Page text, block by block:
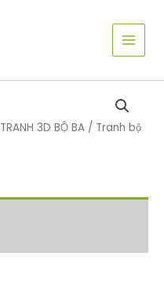
TRANH 3D BỘ BA / Tranh bộ